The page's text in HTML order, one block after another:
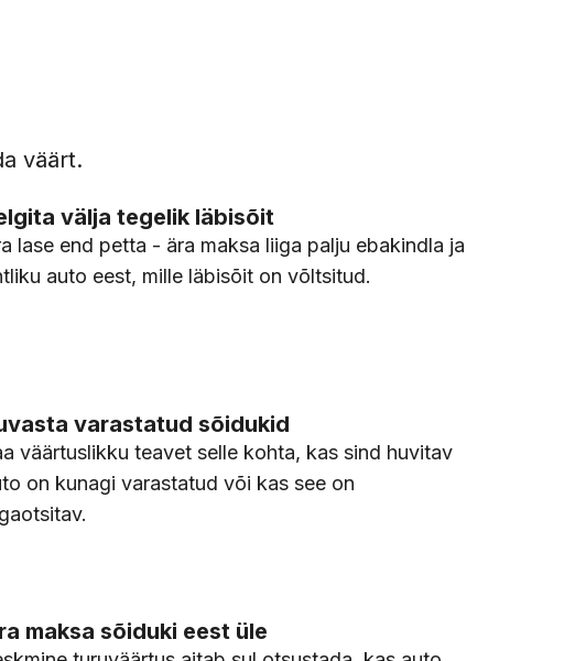
väärt.
välja tegelik läbisõit
lase end petta - ära maksa liiga palju ebakindla ja
auto eest, mille läbisõit on võltsitud.
varastatud sõidukid
väärtuslikku teavet selle kohta, kas sind huvitav
on kunagi varastatud või kas see on
maksa sõiduki eest üle